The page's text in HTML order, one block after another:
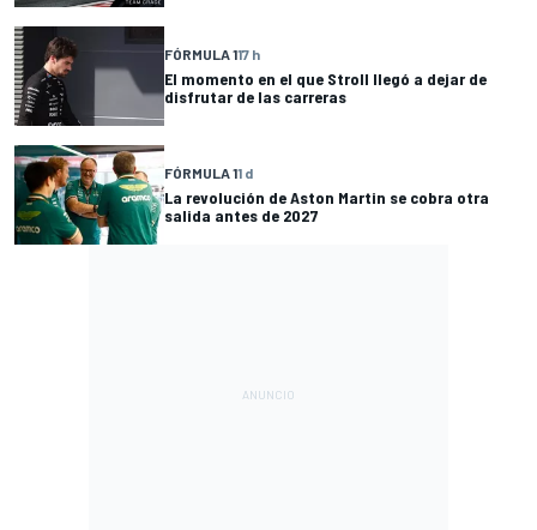
FÓRMULA 117 h
El momento en el que Stroll llegó a dejar de
disfrutar de las carreras
FÓRMULA 11 d
La revolución de Aston Martin se cobra otra
salida antes de 2027